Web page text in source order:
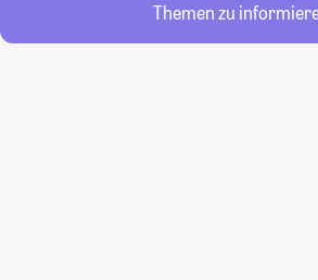
Themen zu